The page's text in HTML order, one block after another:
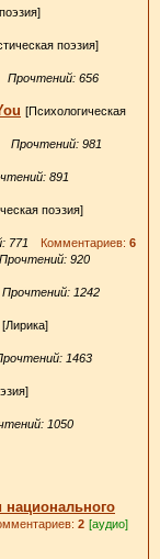
поэзия]
Прочтений: 656
[Психологическая
Прочтений: 981
891
поэзия]
771 Комментариев: 6
Прочтений: 920
Прочтений: 1242
[Лирика]
1463
1050
национального
2 [аудио]